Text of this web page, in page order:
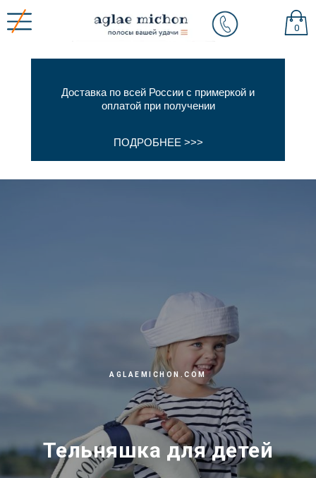
0
Доставка по всей России с примеркой и
оплатой при получении
ПОДРОБНЕЕ >>>
ПРОМОКОД MY1AGLAE
AGLAEMICHON.COM
Тельняшка для детей